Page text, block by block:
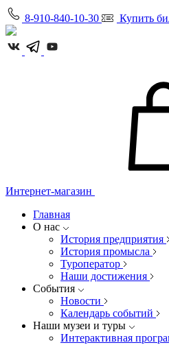
8-910-840-10-30 Купить
Интернет-магазин
Главная
О нас
История предприятия
История промысла
Туроператор
Наши достижения
События
Новости
Календарь событий
Наши музеи и туры
Интерактивная